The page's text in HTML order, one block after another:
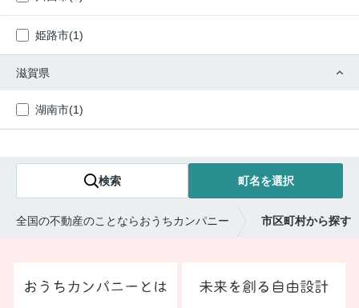
姫路市(1)
滋賀県
湖南市(1)
検索 町名を選択
全国の不動産のことならおうちカンパニー 市区町村から探す